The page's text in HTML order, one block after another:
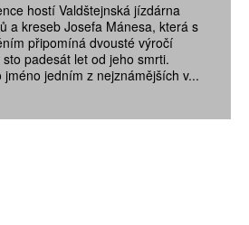
hostí Valdštejnská jízdárna
a kreseb Josefa Mánesa, která s
připomíná dvousté výročí
padesát let od jeho smrti.
jedním z nejznámějších v...